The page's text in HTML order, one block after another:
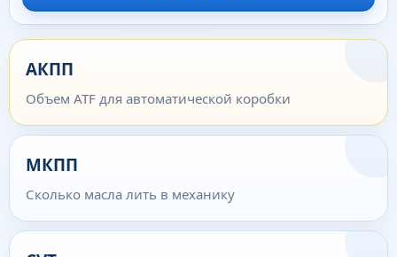
АКПП
Объем ATF для автоматической коробки
МКПП
Сколько масла лить в механику